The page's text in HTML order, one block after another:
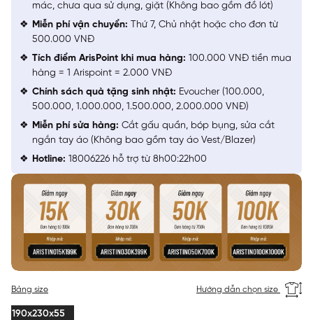
Bảng size Hướng dẫn chọn size
190x230x55
mác, chưa qua sử dụng, giặt (Không bao gồm đồ lót)
Miễn phí vận chuyển: Thứ 7, Chủ nhật hoặc cho đơn từ
500.000 VNĐ
Tích điểm ArisPoint khi mua hàng: 100.000 VNĐ tiền mua
hàng = 1 Arispoint = 2.000 VNĐ
Chính sách quà tặng sinh nhật: Evoucher (100.000,
500.000, 1.000.000, 1.500.000, 2.000.000 VNĐ)
Miễn phí sửa hàng: Cắt gấu quần, bóp bụng, sửa cắt
ngắn tay áo (Không bao gồm tay áo Vest/Blazer)
Hotline: 18006226 hỗ trợ từ 8h00:22h00